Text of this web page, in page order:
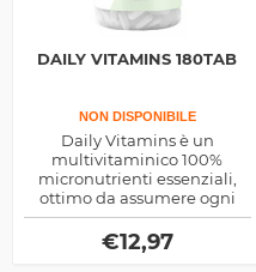
DAILY VITAMINS 180TAB
NON DISPONIBILE
Daily Vitamins è un
multivitaminico 100%
micronutrienti essenziali,
ottimo da assumere ogni
giorno per coadiuvare le
funzioni corporee ma anche
come supporto per la
€12,97